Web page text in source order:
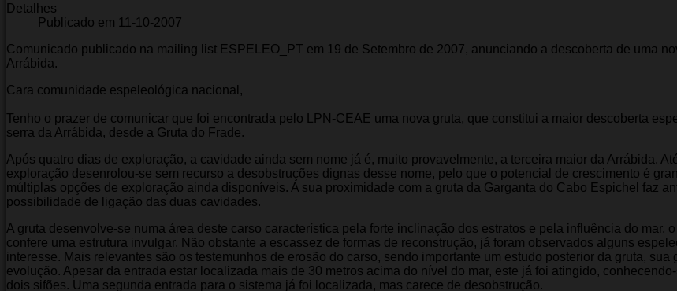
Detalhes
Publicado em 11-10-2007
Comunicado publicado na mailing list ESPELEO_PT em 19 de Setembro de 2007, anunciando a descoberta de uma
Arrábida.
Cara comunidade espeleológica nacional,
Tenho o prazer de comunicar que foi encontrada pelo LPN-CEAE uma nova gruta, que constitui a maior descoberta
serra da Arrábida, desde a Gruta do Frade.
Após quatro dias de exploração, a cavidade ainda sem nome já é, muito provavelmente, a terceira maior da Arrábida.
exploração desenrolou-se sem recurso a desobstruções dignas desse nome, pelo que o potencial de crescimento é
múltiplas opções de exploração ainda disponíveis. A sua proximidade com a gruta da Garganta do Cabo Espichel faz
possibilidade de ligação das duas cavidades.
A gruta desenvolve-se numa área deste carso característica pela forte inclinação dos estratos e pela influência do mar,
confere uma estrutura invulgar. Não obstante a escassez de formas de reconstrução, já foram observados alguns
interesse. Mais relevantes são os testemunhos de erosão do carso, sendo importante um estudo posterior da gruta, sua
evolução. Apesar da entrada estar localizada mais de 30 metros acima do nível do mar, este já foi atingido,
dois sifões. Uma segunda entrada para o sistema já foi localizada, mas carece de desobstrução.